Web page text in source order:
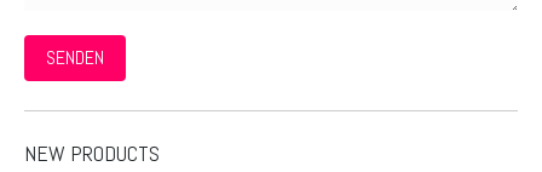
SENDEN
NEW PRODUCTS